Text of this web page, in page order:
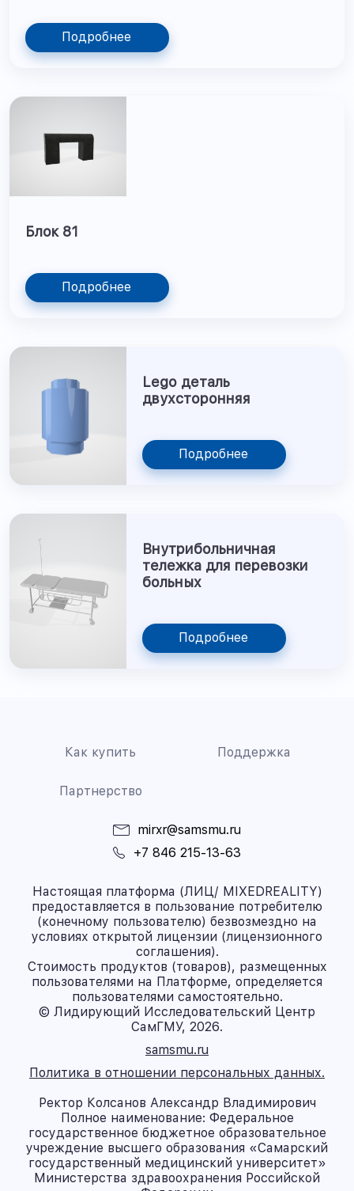
Подробнее
Блок 81
Подробнее
Lego деталь
двухсторонняя
Подробнее
Внутрибольничная
тележка для перевозки
больных
Подробнее
Как купить Поддержка
Партнерство
mirxr@samsmu.ru
+7 846 215-13-63
Настоящая платформа (ЛИЦ/ MIXEDREALITY)
предоставляется в пользование потребителю
(конечному пользователю) безвозмездно на
условиях открытой лицензии (лицензионного
соглашения).
Стоимость продуктов (товаров), размещенных
пользователями на Платформе, определяется
пользователями самостоятельно.
© Лидирующий Исследовательский Центр
СамГМУ, 2026.
samsmu.ru
Политика в отношении персональных данных.
Ректор Колсанов Александр Владимирович
Полное наименование: Федеральное
государственное бюджетное образовательное
учреждение высшего образования «Самарский
государственный медицинский университет»
Министерства здравоохранения Российской